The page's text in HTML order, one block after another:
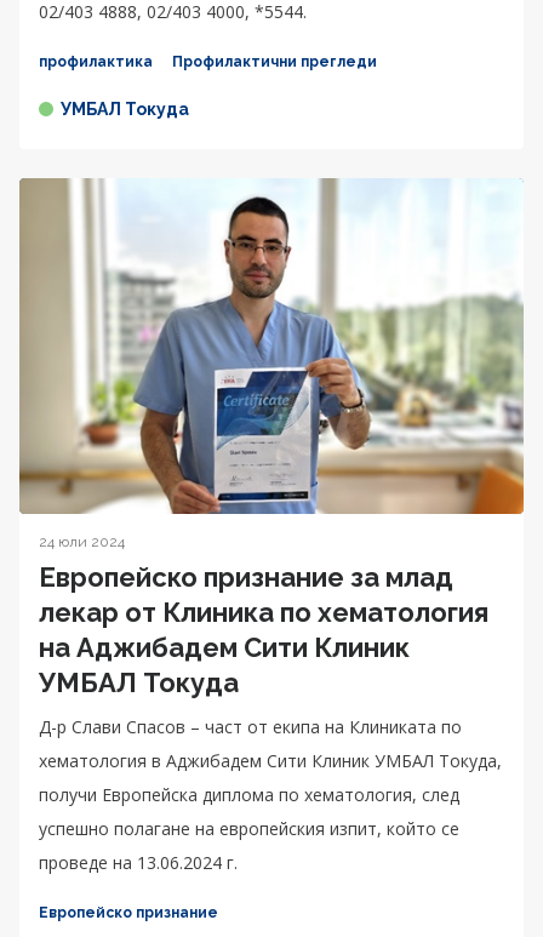
02/403 4888, 02/403 4000, *5544.
профилактика Профилактични прегледи
УМБАЛ Токуда
24 юли 2024
Европейско признание за млад
лекар от Клиника по хематология
на Аджибадем Сити Клиник
УМБАЛ Токуда
Д-р Слави Спасов – част от екипа на Клиниката по
хематология в Аджибадем Сити Клиник УМБАЛ Токуда,
получи Европейска диплома по хематология, след
успешно полагане на европейския изпит, който се
проведе на 13.06.2024 г.
Европейско признание